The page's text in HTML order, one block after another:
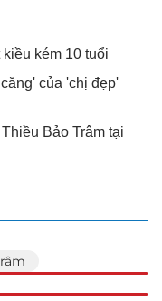
kém 10 tuổi
của 'chị đẹp'
Bảo Trâm tại